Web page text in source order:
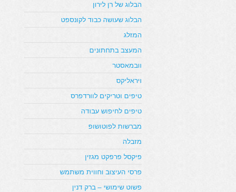
הבלוג של רן לירון
הבלוג שעושה כבוד לקונספט
המזלג
המעצב בתחתונים
וובמאסטר
ויראליקס
טיפים וטריקים לוורדפרס
טיפים לחיפוש עבודה
מברשות לפוטושופ
מזבלה
פיקסל פרפקט מגזין
פרסי העיצוב וחווית משתמש
פשוט שימושי – ברק דנין